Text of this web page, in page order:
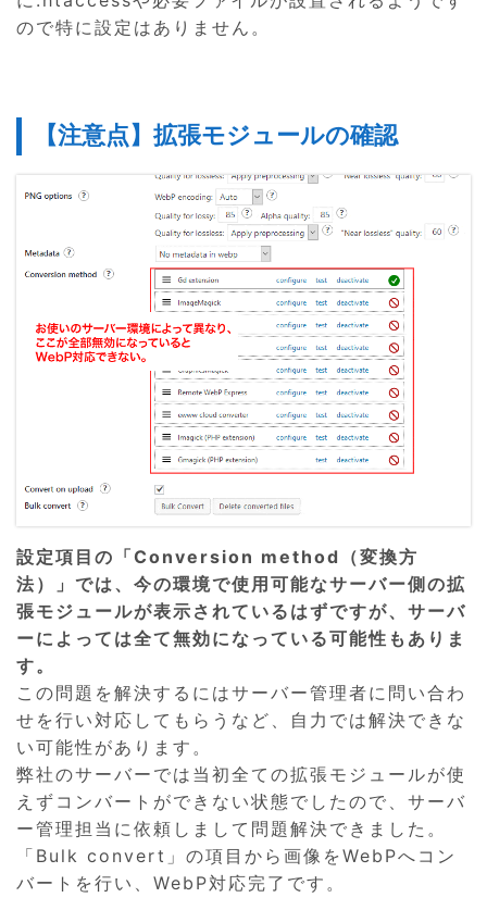
ので特に設定はありません。
【注意点】拡張モジュールの確認
設定項目の「Conversion method（変換方
法）」では、今の環境で使用可能なサーバー側の拡
張モジュールが表示されているはずですが、サーバ
ーによっては全て無効になっている可能性もありま
す。
この問題を解決するにはサーバー管理者に問い合わ
せを行い対応してもらうなど、自力では解決できな
い可能性があります。
弊社のサーバーでは当初全ての拡張モジュールが使
えずコンバートができない状態でしたので、サーバ
ー管理担当に依頼しまして問題解決できました。
「Bulk convert」の項目から画像をWebPへコン
バートを行い、WebP対応完了です。